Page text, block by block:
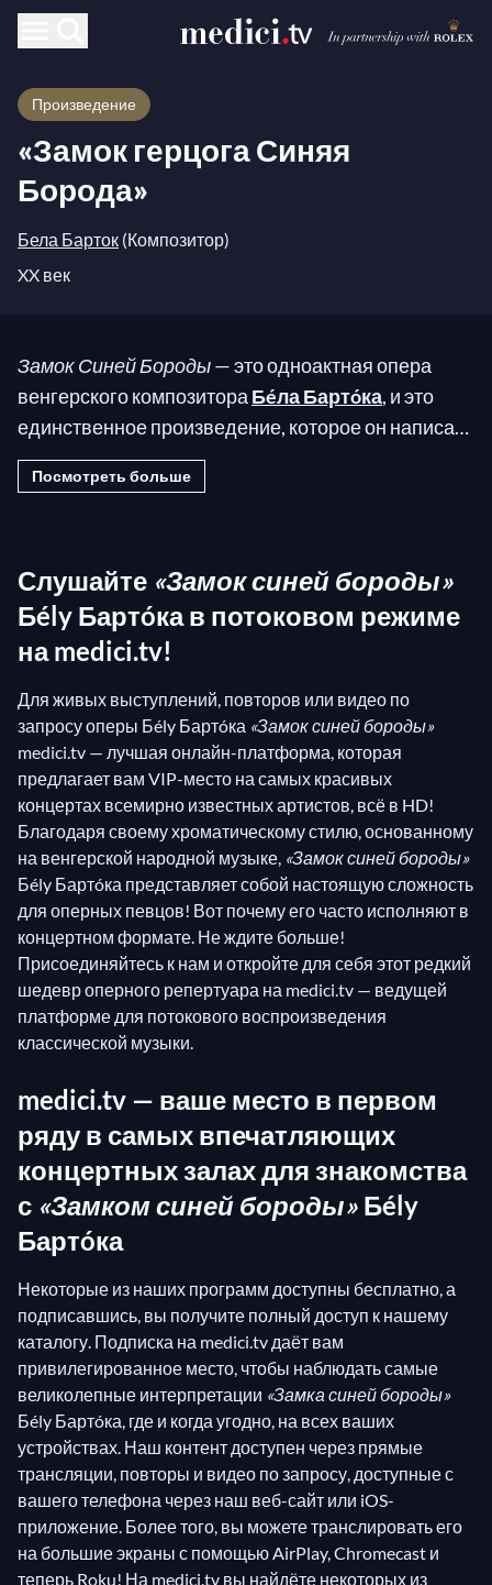
Произведение
«Замок герцога Синяя
Борода»
Бела Барток (Композитор)
XX век
Замок Синей Бороды— это одноактная опера
венгерского композитора Бéла Бартóка, и это
единственное произведение, которое он написал
для оперы. Либретто, написанное Бéла Балáзом,
основано на знаменитой сказке
(выдающегося бельгийского драматурга, чья
работаПеллеас и Мелисандауже вдохновила
другого великого композитора:
Психоаналитический подход к драме приводит к
изменениям в повествовании, которые
приглашают зрителей в интроспективное
путешествие, где насилие принимает форму
страдания. Таким образом, и Синяя Борода, и его
жена Юдит, единственные два поющих
персонажа, становятся символами самопознания.
Посмотреть больше
Слушайте «Замок синей бороды»
Бély Бартóка в потоковом режиме
на medici.tv!
Для живых выступлений, повторов или видео по
запросу оперы Бély Бартóка «Замок синей бороды»
medici.tv — лучшая онлайн-платформа, которая
предлагает вам VIP-место на самых красивых
концертах всемирно известных артистов, всё в HD!
Благодаря своему хроматическому стилю, основанному
на венгерской народной музыке, «Замок синей бороды»
Бély Бартóка представляет собой настоящую сложность
для оперных певцов! Вот почему его часто исполняют в
концертном формате. Не ждите больше!
Присоединяйтесь к нам и откройте для себя этот редкий
шедевр оперного репертуара на medici.tv — ведущей
платформе для потокового воспроизведения
классической музыки.
medici.tv — ваше место в первом
ряду в самых впечатляющих
концертных залах для знакомства
с «Замком синей бороды» Бély
Бартóка
Некоторые из наших программ доступны бесплатно, а
подписавшись, вы получите полный доступ к нашему
каталогу. Подписка на medici.tv даёт вам
привилегированное место, чтобы наблюдать самые
великолепные интерпретации «Замка синей бороды»
Бély Бартóка, где и когда угодно, на всех ваших
устройствах. Наш контент доступен через прямые
трансляции, повторы и видео по запросу, доступные с
вашего телефона через наш веб-сайт или iOS-
приложение. Более того, вы можете транслировать его
на большие экраны с помощью AirPlay, Chromecast и
теперь Roku! На medici.tv вы найдёте некоторых из